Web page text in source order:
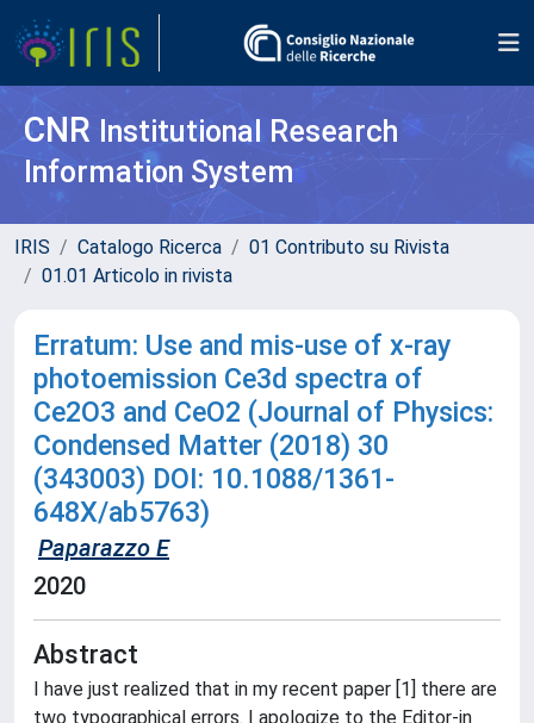
CNR Institutional Research
Information System
IRIS Catalogo Ricerca
01 Contributo su Rivista
01.01 Articolo in rivista
Erratum: Use and mis-use of x-ray
photoemission Ce3d spectra of
Ce2O3 and CeO2 (Journal of Physics:
Condensed Matter (2018) 30
(343003) DOI: 10.1088/1361-
648X/ab5763)
Paparazzo E
2020
Abstract
I have just realized that in my recent paper [1] there are
two typographical errors. I apologize to the Editor-in